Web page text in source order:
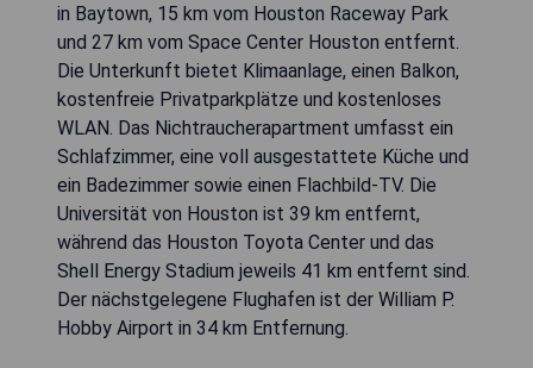
in Baytown, 15 km vom Houston Raceway Park
und 27 km vom Space Center Houston entfernt.
Die Unterkunft bietet Klimaanlage, einen Balkon,
kostenfreie Privatparkplätze und kostenloses
WLAN. Das Nichtraucherapartment umfasst ein
Schlafzimmer, eine voll ausgestattete Küche und
ein Badezimmer sowie einen Flachbild-TV. Die
Universität von Houston ist 39 km entfernt,
während das Houston Toyota Center und das
Shell Energy Stadium jeweils 41 km entfernt sind.
Der nächstgelegene Flughafen ist der William P.
Hobby Airport in 34 km Entfernung.